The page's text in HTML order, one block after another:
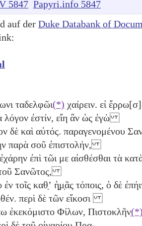
5847 Papyri.info 5847
auf der Duke Databank of
ταδελφῶι(*) χαίρειν. εἰ
λόγον ἐστίν, εἴη ἂν ὡς ἐγὼ
δὲ καὶ αὐτός. παραγενομένου
παρὰ σοῦ ἐπιστολήν,
ἐπὶ τῶι με αἰσθέσθαι τὰ
τοῦ Σανῶτος,
ἐν τοῖς καθ̣ʼ ἡ̣μ̣ᾶς τόποις, ὁ δὲ
περὶ δὲ τῶν εἴκοσι
ἐκεκόμιστο Φίλων, Πιστοκλῆν̣